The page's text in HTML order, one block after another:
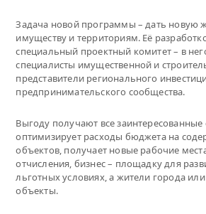
Задача новой программы – дать новую
имуществу и территориям. Её
специальный проектный комитет – в
специалисты имущественной и
представители регионального
предпринимательского сообщества.
Выгоду получают все
оптимизирует расходы бюджета на
объектов, получает новые рабочие
отчисления, бизнес – площадку для
льготных условиях, а жители города
объекты.